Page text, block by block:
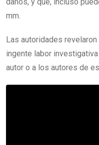
mm.
Las autoridades
ingente labor
autor o a los autores de